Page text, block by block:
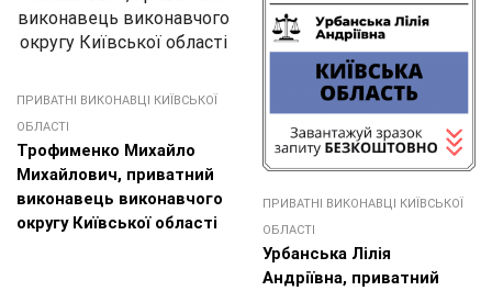
ПРИВАТНІ ВИКОНАВЦІ КИЇВСЬКОЇ
ОБЛАСТІ
Трофименко Михайло
Михайлович, приватний
виконавець виконавчого
округу Київської області
ПРИВАТНІ ВИКОНАВЦІ КИЇВСЬКОЇ
ОБЛАСТІ
Урбанська Лілія
Андріївна, приватний